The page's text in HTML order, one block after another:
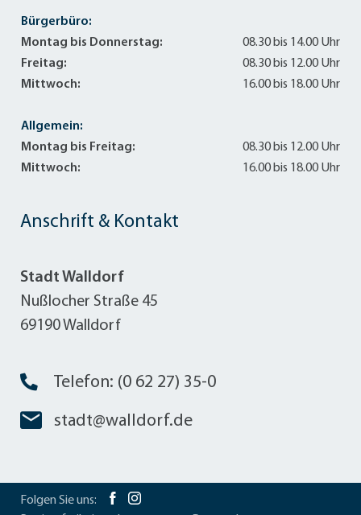
Anschrift & Kontakt
Stadt Walldorf
Nußlocher Straße 45
69190 Walldorf
Telefon: (0 62 27) 35-0
stadt@walldorf.de
Bürgerbüro:
Montag bis Donnerstag:
08.30 bis 14.00 Uhr
Freitag:
08.30 bis 12.00 Uhr
Mittwoch:
16.00 bis 18.00 Uhr
Allgemein:
Montag bis Freitag:
08.30 bis 12.00 Uhr
Mittwoch:
16.00 bis 18.00 Uhr
Folgen Sie uns: